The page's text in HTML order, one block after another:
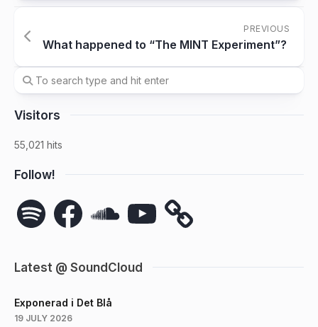
PREVIOUS
What happened to “The MINT Experiment”?
Visitors
55,021 hits
Follow!
Spotify Facebook YouTube
Latest @ SoundCloud
Exponerad i Det Blå
19 JULY 2026